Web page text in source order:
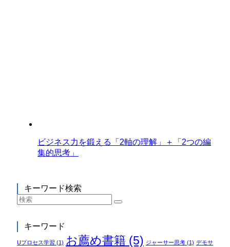
ビジネス力を鍛える「2軸の理解」＋「2つの編
集的思考」
キーワード検索
キーワード
Uプロセス学習 (1) お薦め書籍 (5) ジャーサー思考(1) デモサ